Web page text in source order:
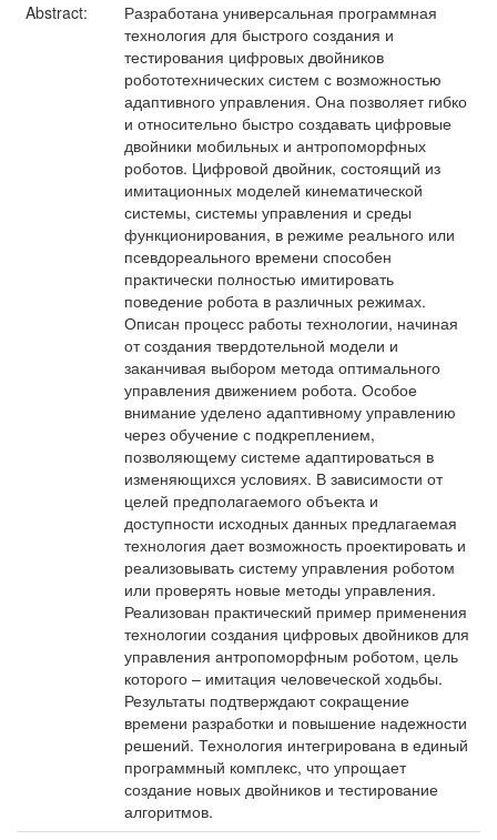
Abstract:
Разработана универсальная программная
технология для быстрого создания и
тестирования цифровых двойников
робототехнических систем с возможностью
адаптивного управления. Она позволяет гибко
и относительно быстро создавать цифровые
двойники мобильных и антропоморфных
роботов. Цифровой двойник, состоящий из
имитационных моделей кинематической
системы, системы управления и среды
функционирования, в режиме реального или
псевдореального времени способен
практически полностью имитировать
поведение робота в различных режимах.
Описан процесс работы технологии, начиная
от создания твердотельной модели и
заканчивая выбором метода оптимального
управления движением робота. Особое
внимание уделено адаптивному управлению
через обучение с подкреплением,
позволяющему системе адаптироваться в
изменяющихся условиях. В зависимости от
целей предполагаемого объекта и
доступности исходных данных предлагаемая
технология дает возможность проектировать и
реализовывать систему управления роботом
или проверять новые методы управления.
Реализован практический пример применения
технологии создания цифровых двойников для
управления антропоморфным роботом, цель
которого – имитация человеческой ходьбы.
Результаты подтверждают сокращение
времени разработки и повышение надежности
решений. Технология интегрирована в единый
программный комплекс, что упрощает
создание новых двойников и тестирование
алгоритмов.